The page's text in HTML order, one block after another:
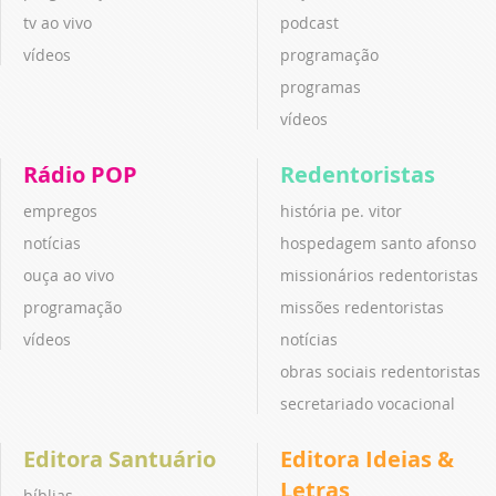
tv ao vivo
vídeos
podcast
programação
programas
vídeos
Rádio POP
empregos
notícias
ouça ao vivo
programação
vídeos
Redentoristas
história pe. vitor
hospedagem santo afonso
missionários redentoristas
missões redentoristas
notícias
obras sociais redentoristas
secretariado vocacional
Editora Santuário
Editora Ideias &
Letras